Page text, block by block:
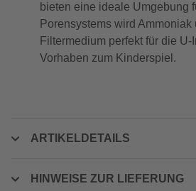
bieten eine ideale Umgebung
Porensystems wird
Filtermedium perfekt für die
Vorhaben zum Kinderspiel.
ARTIKELDETAILS
HINWEISE ZUR LIEFERUNG